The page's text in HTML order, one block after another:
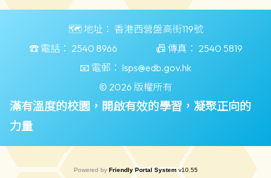
🗺️ 地址： 香港西營盤高街119號
☎️ 電話： 2540 8966 📠 傳真： 2540 5819
📧 電郵： lsps@edb.gov.hk
© 2026 版權所有
滿有溫度的校園，開啟有效的學習，凝聚正向的
力量
Powered by Friendly Portal System v10.55